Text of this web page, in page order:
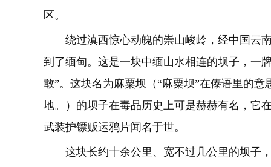
区。
绕过滇西惊心动魄的崇山峻岭，经中国云
到了缅甸。这是一块中缅山水相连的坝子，
敢”。这块名为麻粟坝（“麻粟坝”在傣语里的
地。）的坝子在毒品历史上可是赫赫有名，它
武装护镖贩运鸦片闻名于世。
这块长约十余公里、宽不过几公里的坝子，